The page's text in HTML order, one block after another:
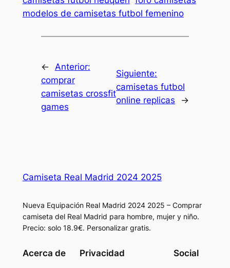
modelos de camisetas futbol femenino
←
Anterior:
comprar
camisetas crossfit
games
Siguiente:
camisetas futbol
online replicas
→
Camiseta Real Madrid 2024 2025
Nueva Equipación Real Madrid 2024 2025 – Comprar
camiseta del Real Madrid para hombre, mujer y niño.
Precio: solo 18.9€. Personalizar gratis.
Acerca de Privacidad Social